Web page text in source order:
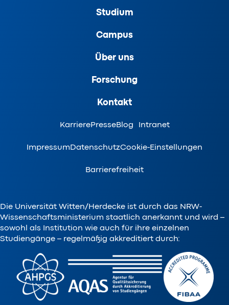
Studium
Campus
Über uns
Forschung
Kontakt
KarrierePresseBlog Intranet
ImpressumDatenschutzCookie-Einstellungen
Barrierefreiheit
Die Universität Witten/Herdecke ist durch das NRW-
Wissenschaftsministerium staatlich anerkannt und wird –
sowohl als Institution wie auch für ihre einzelnen
Studiengänge – regelmäßig akkreditiert durch: